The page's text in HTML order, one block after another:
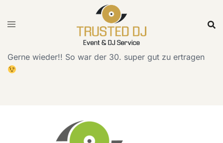
Gerne wieder!! So war der 30. super gut zu ertragen